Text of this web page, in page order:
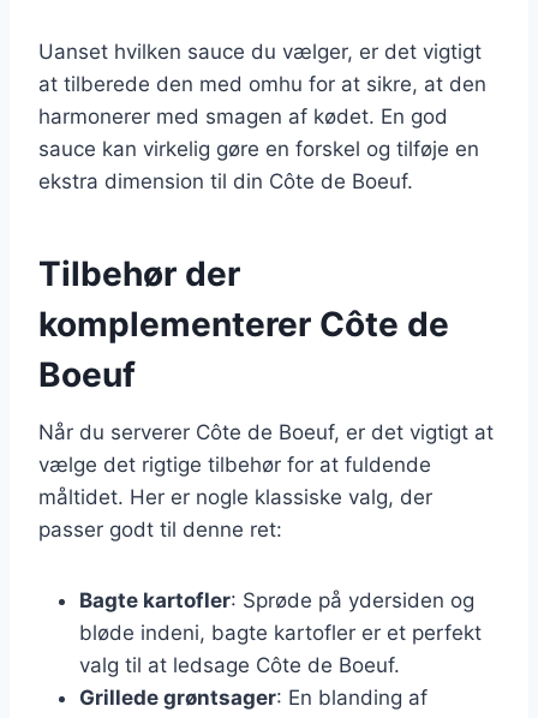
Uanset hvilken sauce du vælger, er det vigtigt
at tilberede den med omhu for at sikre, at den
harmonerer med smagen af kødet. En god
sauce kan virkelig gøre en forskel og tilføje en
ekstra dimension til din Côte de Boeuf.
Tilbehør der
komplementerer Côte de
Boeuf
Når du serverer Côte de Boeuf, er det vigtigt at
vælge det rigtige tilbehør for at fuldende
måltidet. Her er nogle klassiske valg, der
passer godt til denne ret:
Bagte kartofler: Sprøde på ydersiden og
bløde indeni, bagte kartofler er et perfekt
valg til at ledsage Côte de Boeuf.
Grillede grøntsager: En blanding af